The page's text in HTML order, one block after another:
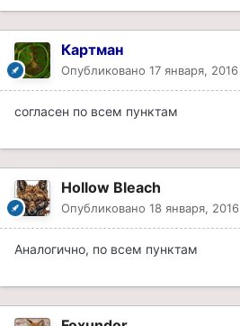
Картман
Опубликовано 17 января, 2016
согласен по всем пунктам
Hollow Bleach
Опубликовано 18 января, 2016
Аналогично, по всем пунктам